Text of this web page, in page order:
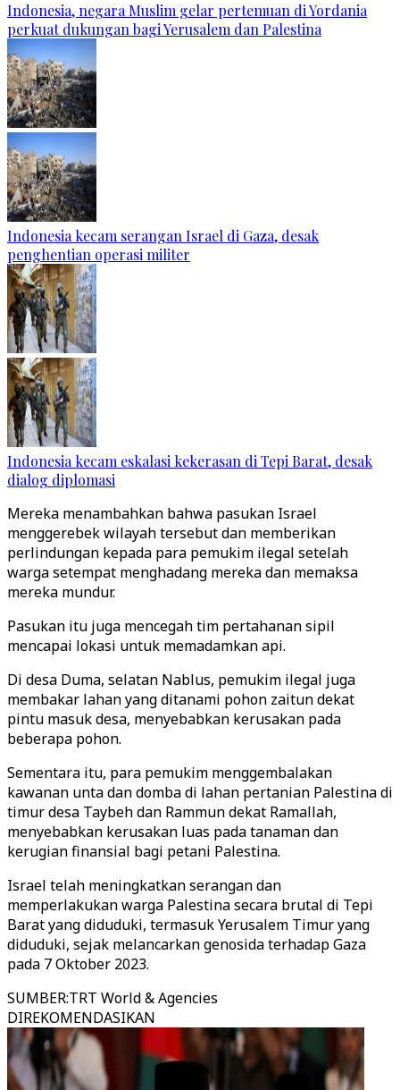
Indonesia, negara Muslim gelar pertemuan di Yordania
perkuat dukungan bagi Yerusalem dan Palestina
Indonesia kecam serangan Israel di Gaza, desak
penghentian operasi militer
Indonesia kecam eskalasi kekerasan di Tepi Barat, desak
dialog diplomasi
Mereka menambahkan bahwa pasukan Israel
menggerebek wilayah tersebut dan memberikan
perlindungan kepada para pemukim ilegal setelah
warga setempat menghadang mereka dan memaksa
mereka mundur.
Pasukan itu juga mencegah tim pertahanan sipil
mencapai lokasi untuk memadamkan api.
Di desa Duma, selatan Nablus, pemukim ilegal juga
membakar lahan yang ditanami pohon zaitun dekat
pintu masuk desa, menyebabkan kerusakan pada
beberapa pohon.
Sementara itu, para pemukim menggembalakan
kawanan unta dan domba di lahan pertanian Palestina di
timur desa Taybeh dan Rammun dekat Ramallah,
menyebabkan kerusakan luas pada tanaman dan
kerugian finansial bagi petani Palestina.
Israel telah meningkatkan serangan dan
memperlakukan warga Palestina secara brutal di Tepi
Barat yang diduduki, termasuk Yerusalem Timur yang
diduduki, sejak melancarkan genosida terhadap Gaza
pada 7 Oktober 2023.
SUMBER:TRT World & Agencies
DIREKOMENDASIKAN